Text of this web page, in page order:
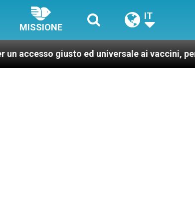
MISSIONE
IT
ed universale ai vaccini, per un mondo